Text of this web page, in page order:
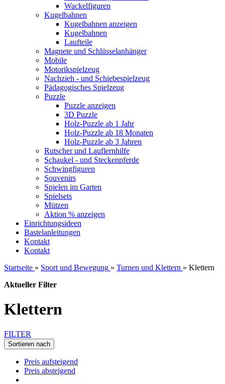
Wackelfiguren
Kugelbahnen
Kugelbahnen anzeigen
Kugelbahnen
Laufteile
Magnete und Schlüsselanhänger
Mobile
Motorikspielzeug
Nachzieh - und Schiebespielzeug
Pädagogisches Spielzeug
Puzzle
Puzzle anzeigen
3D Puzzle
Holz-Puzzle ab 1 Jahr
Holz-Puzzle ab 18 Monaten
Holz-Puzzle ab 3 Jahren
Rutscher und Lauflernhilfe
Schaukel - und Steckenpferde
Schwingfiguren
Souvenirs
Spielen im Garten
Spielsets
Mützen
Aktion % anzeigen
Einrichtungsideen
Bastelanleitungen
Kontakt
Kontakt
Startseite » Sport und Bewegung » Turnen und Klettern » Klettern
Aktueller Filter
Klettern
FILTER
Sortieren nach
Preis aufsteigend
Preis absteigend